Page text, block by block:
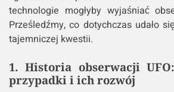
technologie mogłyby wyjaśniać
Prześledźmy, co dotychczas udało
tajemniczej kwestii.
1. Historia obserwacji
przypadki i ich rozwój